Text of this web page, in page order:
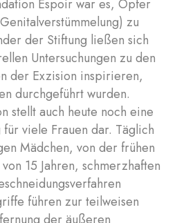
Espoir war es, Opfer
zu
der Stiftung ließen sich
Untersuchungen zu den
der Exzision inspirieren,
durchgeführt wurden.
stellt auch heute noch eine
viele Frauen dar. Täglich
Mädchen, von der frühen
15 Jahren, schmerzhaften
führen zur teilweisen
der äußeren